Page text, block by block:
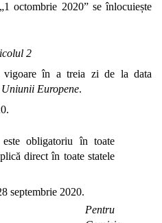
octombrie 2020” se înlocuiește
2
vigoare în a treia zi de la data
Europene.
este obligatoriu în toate
direct în toate statele
septembrie 2020.
Pentru